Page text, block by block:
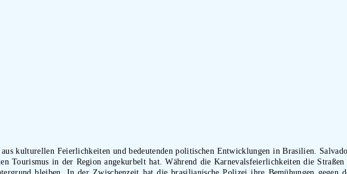
kulturellen Feierlichkeiten und bedeutenden politischen Entwicklungen in Brasilien.
Tourismus in der Region angekurbelt hat. Während die Karnevalsfeierlichkeiten die